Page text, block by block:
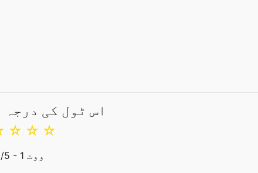
اس ٹول کی درجہ
☆
☆
☆
/5 - 1 ووٹ